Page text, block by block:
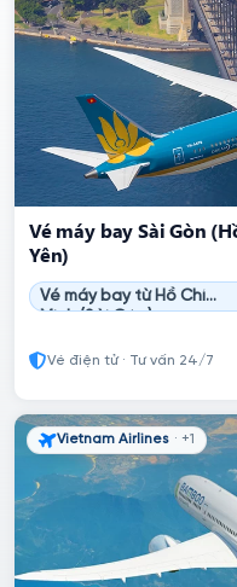
Vé máy bay Sài Gòn
Yên)
Vé máy bay từ Hồ Chí
Minh (Sài Gòn)
Vé điện tử · Tư vấn 24/7
Vietnam Airlines · +1